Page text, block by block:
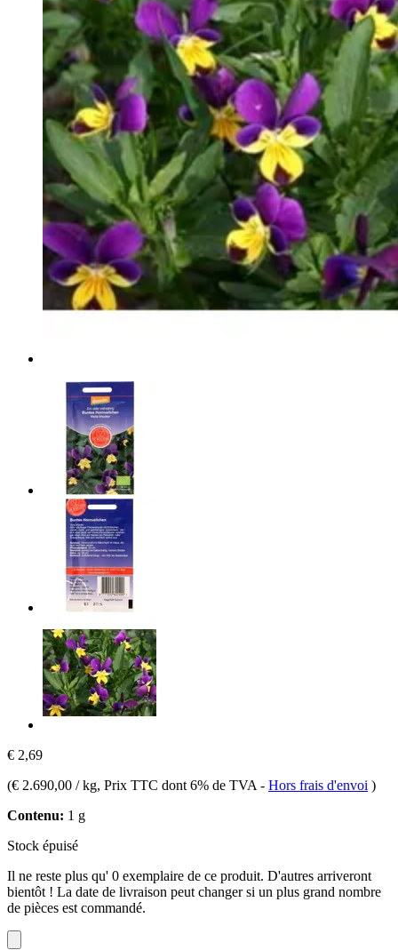
€ 2,69
(€ 2.690,00 / kg, Prix TTC dont 6% de TVA - Hors frais d'envoi )
Contenu: 1 g
Stock épuisé
Il ne reste plus qu' 0 exemplaire de ce produit. D'autres arriveront
bientôt ! La date de livraison peut changer si un plus grand nombre
de pièces est commandé.